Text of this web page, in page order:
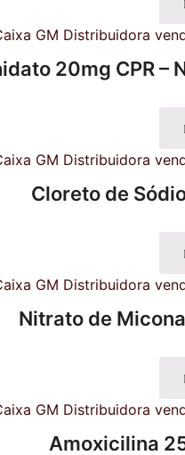
20mg CPR –
Cloreto de
Nitrato de
Amoxicilina